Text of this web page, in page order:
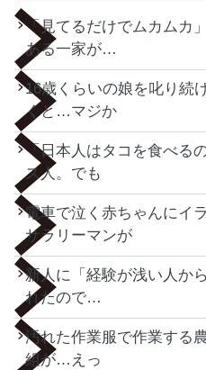
「見てるだけでムカムカ
ある一家が…
16歳くらいの娘を叱り続
くと…マジか
「日本人はタコを食べる
ス人。でも
電車で泣く赤ちゃんにイ
サラリーマンが
新人に「経験が浅い人か
れたので…
汚れた作業服で作業する
組が…えっ